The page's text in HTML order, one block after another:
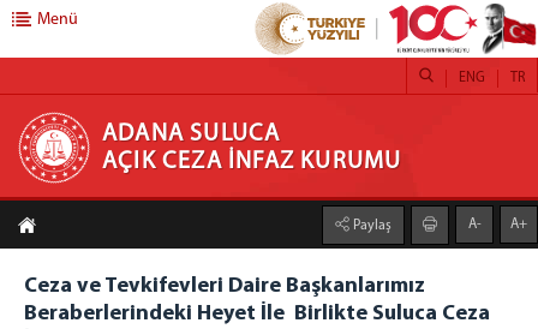
ADANA SULUCA AÇIK CEZA İNFAZ KURUMU
Kurumumuz
Birimler
Menü
ADANA SULUCA
AÇIK CEZA İNFAZ KURUMU
TR
ENG
Paylaş A- A+
Ceza ve Tevkifevleri Daire Başkanlarımız
Beraberlerindeki Heyet İle Birlikte Suluca Ceza